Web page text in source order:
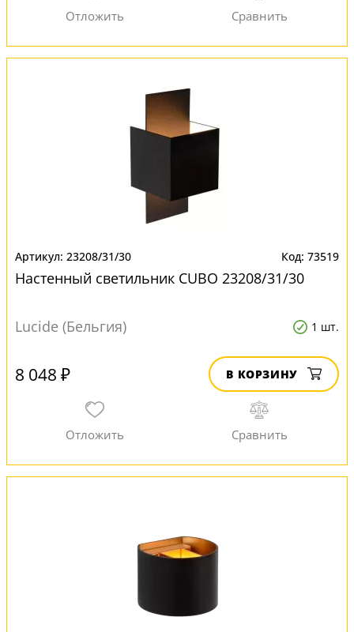
23208/31/30 73519
Настенный светильник CUBO 23208/31/30
Lucide (Бельгия) 1 шт.
8 048 ₽ В КОРЗИНУ